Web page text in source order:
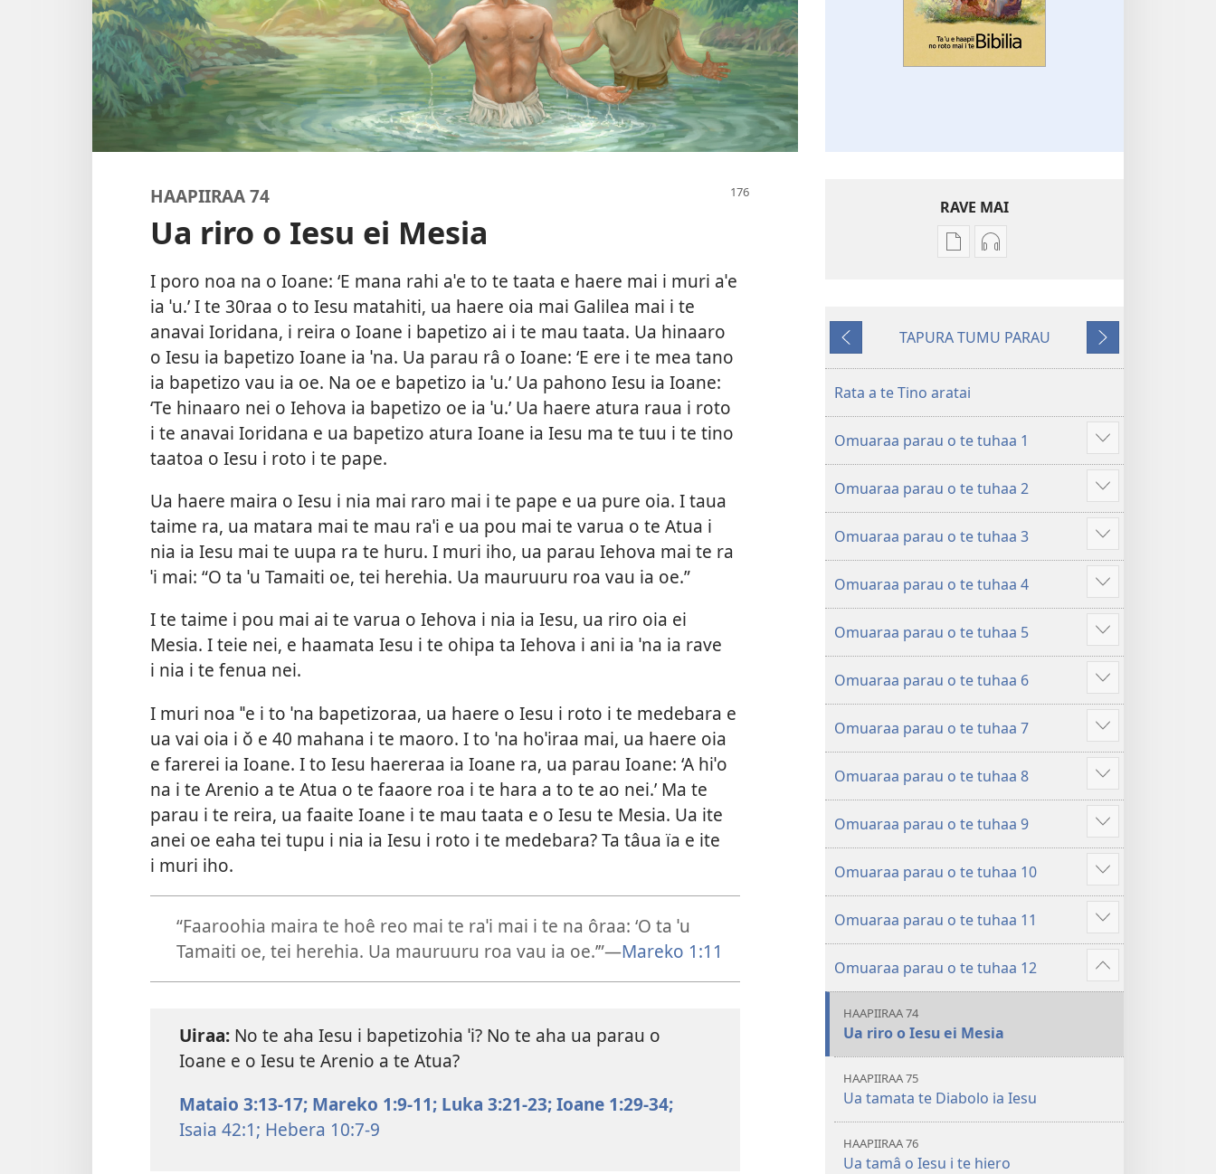
HAAPIIRAA 74
Ua riro o Iesu ei Mesia
I poro noa na o Ioane: ‘E mana rahi aˈe to te taata e haere mai i muri aˈe
ia ˈu.’ I te 30raa o to Iesu matahiti, ua haere oia mai Galilea mai i te
anavai Ioridana, i reira o Ioane i bapetizo ai i te mau taata. Ua hinaaro
o Iesu ia bapetizo Ioane ia ˈna. Ua parau râ o Ioane: ‘E ere i te mea tano
ia bapetizo vau ia oe. Na oe e bapetizo ia ˈu.’ Ua pahono Iesu ia Ioane:
‘Te hinaaro nei o Iehova ia bapetizo oe ia ˈu.’ Ua haere atura raua i roto
i te anavai Ioridana e ua bapetizo atura Ioane ia Iesu ma te tuu i te tino
taatoa o Iesu i roto i te pape.
Ua haere maira o Iesu i nia mai raro mai i te pape e ua pure oia. I taua
taime ra, ua matara mai te mau raˈi e ua pou mai te varua o te Atua i
nia ia Iesu mai te uupa ra te huru. I muri iho, ua parau Iehova mai te ra
ˈi mai: “O ta ˈu Tamaiti oe, tei herehia. Ua mauruuru roa vau ia oe.”
I te taime i pou mai ai te varua o Iehova i nia ia Iesu, ua riro oia ei
Mesia. I teie nei, e haamata Iesu i te ohipa ta Iehova i ani ia ˈna ia rave
i nia i te fenua nei.
I muri noa ˈˈe i to ˈna bapetizoraa, ua haere o Iesu i roto i te medebara e
ua vai oia i ǒ e 40 mahana i te maoro. I to ˈna hoˈiraa mai, ua haere oia
e farerei ia Ioane. I to Iesu haereraa ia Ioane ra, ua parau Ioane: ‘A hiˈo
na i te Arenio a te Atua o te faaore roa i te hara a to te ao nei.’ Ma te
parau i te reira, ua faaite Ioane i te mau taata e o Iesu te Mesia. Ua ite
anei oe eaha tei tupu i nia ia Iesu i roto i te medebara? Ta tâua ïa e ite
i muri iho.
“Faaroohia maira te hoê reo mai te raˈi mai i te na ôraa: ‘O ta ˈu
Tamaiti oe, tei herehia. Ua mauruuru roa vau ia oe.’”—Mareko 1:11
Uiraa: No te aha Iesu i bapetizohia ˈi? No te aha ua parau o
Ioane e o Iesu te Arenio a te Atua?
Mataio 3:13-17; Mareko 1:9-11; Luka 3:21-23;Ioane 1:29-34;
Isaia 42:1; Hebera 10:7-9
RAVE MAI
No
i
mau
papai
ˈu
e
haapii
no
roto
mai
i
No
i
faaroo
noa
Ta
ˈu
e
haapii
no
i
Bibilia
To
na
mua
ˈtu
TAPURA TUMU PARAU
To
muri
Rata a te Tino aratai
Omuaraa parau o te tuhaa 1
Hi
ˈo
hau
atu
â
Omuaraa parau o te tuhaa 2
Hi
ˈo
hau
atu
â
Omuaraa parau o te tuhaa 3
Hi
ˈo
hau
atu
â
Omuaraa parau o te tuhaa 4
Hi
ˈo
hau
atu
â
Omuaraa parau o te tuhaa 5
Hi
ˈo
hau
atu
â
Omuaraa parau o te tuhaa 6
Hi
ˈo
hau
atu
â
Omuaraa parau o te tuhaa 7
Hi
ˈo
hau
atu
â
Omuaraa parau o te tuhaa 8
Hi
ˈo
hau
atu
â
Omuaraa parau o te tuhaa 9
Hi
ˈo
hau
atu
â
Omuaraa parau o te tuhaa 10
Hi
ˈo
hau
atu
â
Omuaraa parau o te tuhaa 11
Hi
ˈo
hau
atu
Omuaraa parau o te tuhaa 12
Hi
ˈo
â
HAAPIIRAA 74
Ua riro o Iesu ei Mesia
HAAPIIRAA 75
Ua tamata te Diabolo ia Iesu
HAAPIIRAA 76
Ua tamâ o Iesu i te hiero